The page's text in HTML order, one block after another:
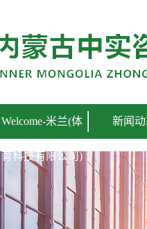
Welcome-米兰(体
育科技有限公司)
新闻